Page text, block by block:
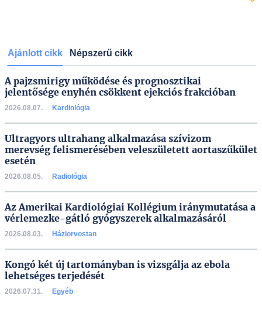
Ajánlott cikk Népszerű cikk
A pajzsmirigy működése és prognosztikai
jelentősége enyhén csökkent ejekciós frakcióban
2026.08.07. Kardiológia
Ultragyors ultrahang alkalmazása szívizom
merevség felismerésében veleszületett aortaszűkület
esetén
2026.08.05. Radiológia
Az Amerikai Kardiológiai Kollégium iránymutatása a
vérlemezke-gátló gyógyszerek alkalmazásáról
2026.08.03. Háziorvostan
Kongó két új tartományban is vizsgálja az ebola
lehetséges terjedését
2026.07.31. Egyéb